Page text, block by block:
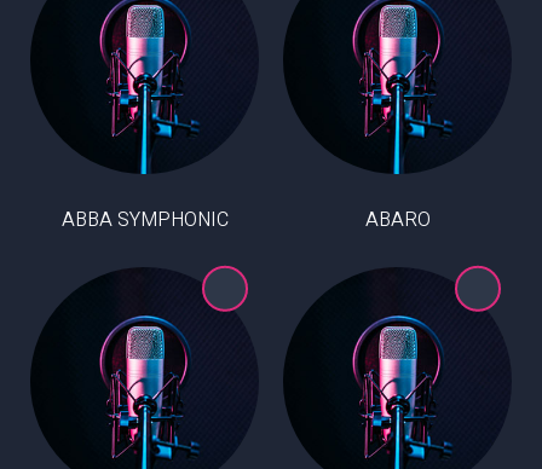
ABARO
ABBA SYMPHONIC